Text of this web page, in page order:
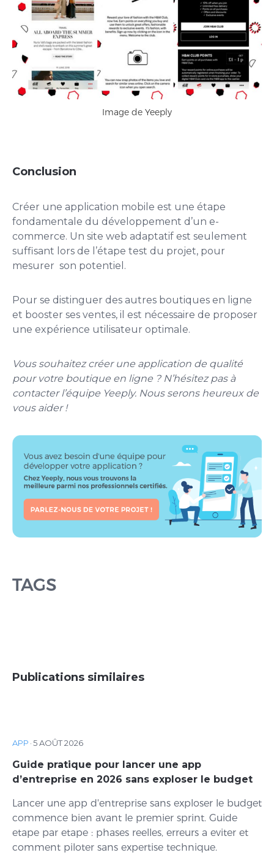
Image de Yeeply
Conclusion
Créer une application mobile est une étape
fondamentale du développement d’un e-
commerce. Un site web adaptatif est seulement
suffisant lors de l’étape test du projet, pour
mesurer son potentiel.
Pour se distinguer des autres boutiques en ligne
et booster ses ventes, il est nécessaire de proposer
une expérience utilisateur optimale.
Vous souhaitez créer une application de qualité
pour votre boutique en ligne ? N’hésitez pas à
contacter l’équipe Yeeply. Nous serons heureux de
vous aider !
TAGS
Publications similaires
APP ·5 AOÛT 2026
Guide pratique pour lancer une app
d’entreprise en 2026 sans exploser le budget
Lancer une app d'entreprise sans exploser le budget
commence bien avant le premier sprint. Guide
etape par etape : phases reelles, erreurs a eviter et
comment piloter sans expertise technique.